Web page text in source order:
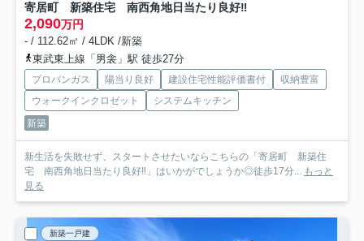
寄居町 新築住宅 南西角地日当たり良好‼
2,090万円
- / 112.62㎡ / 4LDK /新築
東武東上線「男衾」駅 徒歩27分
プロパンガス 陽当り良好 建設住宅性能評価書付
収納豊富
ウォークインクロゼット
システムキッチン
新築
新生活を失敗せず、スタートさせたいならこちらの「寄居町 新築住
宅 南西角地日当たり良好‼」はいかがでしょうか◎徒歩17分... もっと
見る
新築一戸建